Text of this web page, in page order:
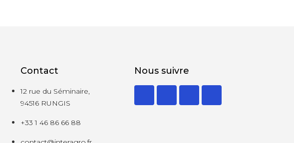
Contact
12 rue du Séminaire,
94516 RUNGIS
+33 1 46 86 66 88
Nous suivre